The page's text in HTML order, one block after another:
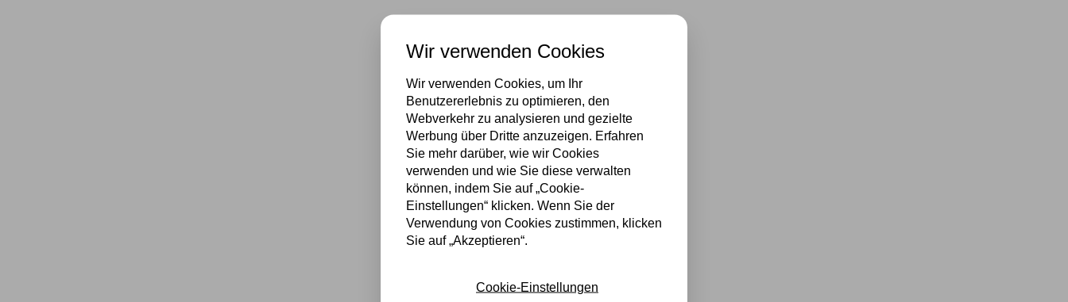
Wir verwenden Cookies
Wir verwenden Cookies, um Ihr
Benutzererlebnis zu optimieren, den
Webverkehr zu analysieren und gezielte
Werbung über Dritte anzuzeigen. Erfahren
Sie mehr darüber, wie wir Cookies
verwenden und wie Sie diese verwalten
können, indem Sie auf „Cookie-
Einstellungen“ klicken. Wenn Sie der
Verwendung von Cookies zustimmen, klicken
Sie auf „Akzeptieren“.
Cookie-Einstellungen